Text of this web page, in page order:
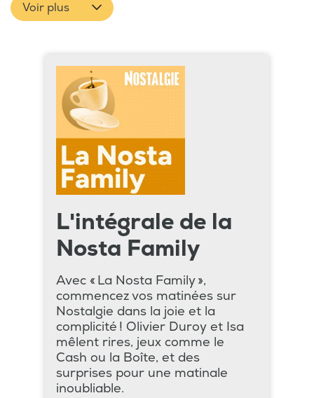
Voir plus
L'intégrale de la
Nosta Family
Avec « La Nosta Family »,
commencez vos matinées sur
Nostalgie dans la joie et la
complicité ! Olivier Duroy et Isa
mêlent rires, jeux comme le
Cash ou la Boîte, et des
surprises pour une matinale
inoubliable.